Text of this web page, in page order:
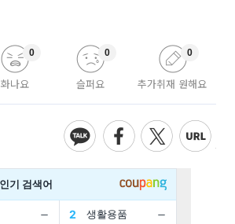
화나요
0
슬퍼요
0
추가취재 원해요
0